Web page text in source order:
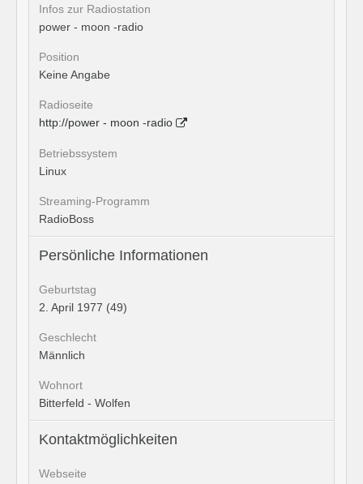
Infos zur Radiostation
power - moon -radio
Position
Keine Angabe
Radioseite
http://power - moon -radio
Betriebssystem
Linux
Streaming-Programm
RadioBoss
Persönliche Informationen
Geburtstag
2. April 1977 (49)
Geschlecht
Männlich
Wohnort
Bitterfeld - Wolfen
Kontaktmöglichkeiten
Webseite